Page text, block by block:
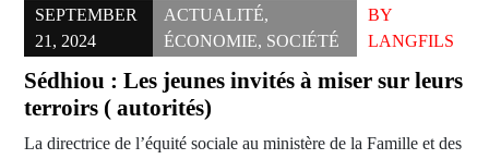
SEPTEMBER
21, 2024
ACTUALITÉ,
ÉCONOMIE, SOCIÉTÉ
BY
LANGFILS
Sédhiou : Les jeunes invités à miser sur leurs
terroirs ( autorités)
La directrice de l’équité sociale au ministère de la Famille et des